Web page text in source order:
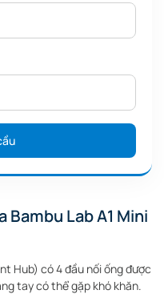
Lab A1 Mini
Hub) có 4 đầu nối ống được
tay có thể gặp khó khăn.